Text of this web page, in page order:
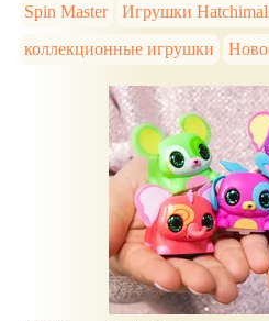
Spin Master
Игрушки
коллекционные игрушки